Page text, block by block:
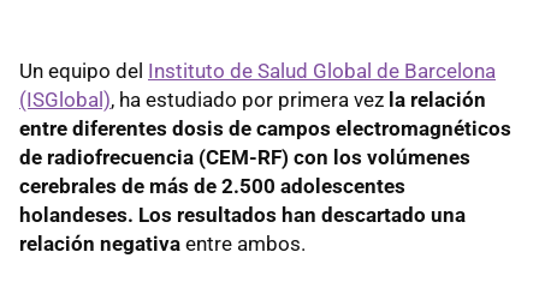
Un equipo del Instituto de Salud Global de Barcelona
(ISGlobal), ha estudiado por primera vez la relación
entre diferentes dosis de campos electromagnéticos
de radiofrecuencia (CEM-RF) con los volúmenes
cerebrales de más de 2.500 adolescentes
holandeses. Los resultados han descartado una
relación negativa entre ambos.